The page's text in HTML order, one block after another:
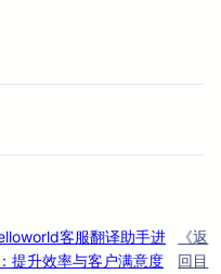
客服翻译助手进
提升效率与客户满意度
《返
回目